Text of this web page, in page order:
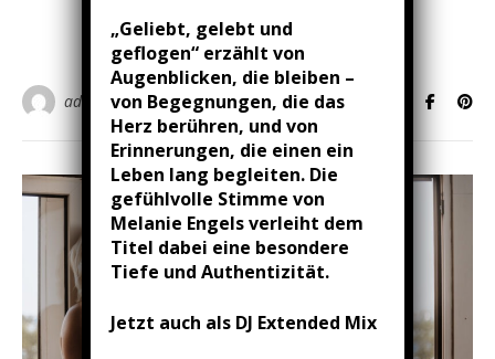
WEITERLESEN
admin
„Geliebt, gelebt und
geflogen“ erzählt von
Augenblicken, die bleiben –
von Begegnungen, die das
Herz berühren, und von
Erinnerungen, die einen ein
Leben lang begleiten. Die
gefühlvolle Stimme von
Melanie Engels verleiht dem
Titel dabei eine besondere
Tiefe und Authentizität.
Jetzt auch als DJ Extended Mix